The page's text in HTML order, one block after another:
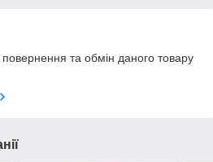
та обмін даного товару